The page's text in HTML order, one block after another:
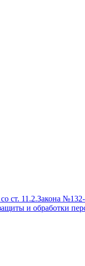
ст. 11.2.Закона
и обработки